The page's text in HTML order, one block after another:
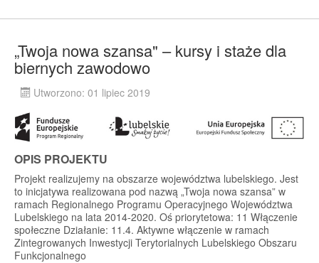
„Twoja nowa szansa" – kursy i staże dla
biernych zawodowo
Utworzono: 01 lipiec 2019
OPIS PROJEKTU
Projekt realizujemy na obszarze województwa lubelskiego. Jest
to inicjatywa realizowana pod nazwą „Twoja nowa szansa” w
ramach Regionalnego Programu Operacyjnego Województwa
Lubelskiego na lata 2014-2020. Oś priorytetowa: 11 Włączenie
społeczne Działanie: 11.4. Aktywne włączenie w ramach
Zintegrowanych Inwestycji Terytorialnych Lubelskiego Obszaru
Funkcjonalnego